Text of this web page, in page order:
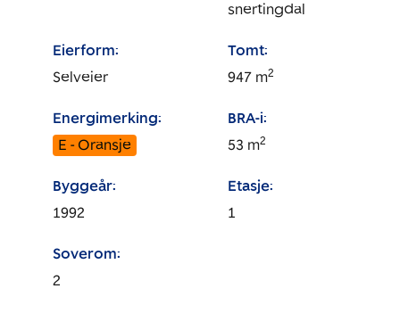
snertingdal
Eierform:
Selveier
Tomt:
947 m2
Energimerking:
E - Oransje
BRA-i:
53 m2
Byggeår:
1992
Etasje:
1
Soverom:
2